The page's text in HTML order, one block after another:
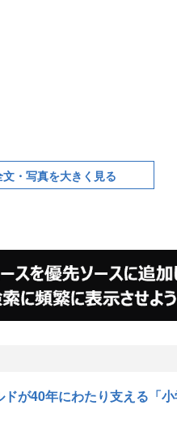
・写真を大きく見る
ドが40年にわたり支える「